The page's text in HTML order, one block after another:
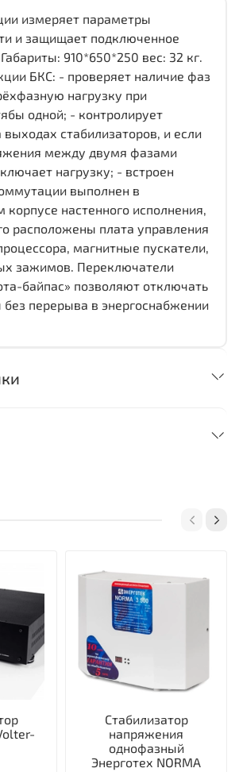
измеряет параметры
и защищает подключенное
910*650*250 вес: 32 кг.
БКС: - проверяет наличие фаз
нагрузку при
одной; - контролирует
стабилизаторов, и если
между двумя фазами
нагрузку; - встроен
выполнен в
корпусе настенного исполнения,
расположены плата управления
магнитные пускатели,
зажимов. Переключатели
байпас» позволяют отключать
без перерыва в энергоснабжении
Стабилизатор
напряжения
однофазный
Энерготех NORMA